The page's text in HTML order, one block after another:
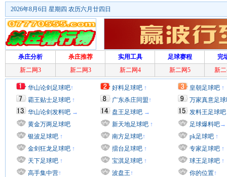
2026年8月6日 星期四 农历六月廿四日
杀庄分析 杀庄推荐 实用工具 足球赛程
完
新二网3
新二网3 新二网4 新二网5 新
华山论剑足球吧↑
霸王贴士足球吧 ↑
华山论剑发料吧 →
黄金万两足球吧
银波足球吧 ↑
金剑狂龙足球吧 ↑
天下足球吧 ↑
高手集中营↑
好料足球吧 ↑
广东杀庄同盟↑
盘王足球吧 →
新天地足球吧 ↑
南方足球吧↑
擂台足球吧 ↑
宝淇足球吧 ↑
波盘王↑
皇朝足球吧 ↑
万家真意足
发料王足球吧
足球爆料吧→
pk足球吧 ↑
专家足球吧 ↑
球王足球吧 ↑
你的位置↑